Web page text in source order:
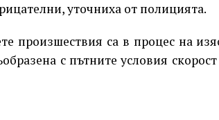
уточниха от полицията.
произшествия са в процес на
с пътните условия